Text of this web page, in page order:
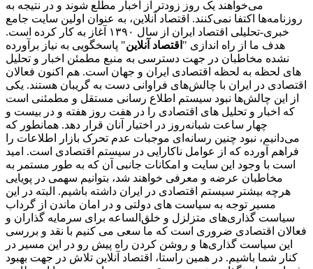
می‌خواهند یک روز زودتر از اخبار مطلع شوند و در نتیجه به
روزنامه‌ها اکتفا نمی‌کنند. اقتصاد آنلاین، به عنوان اولین سایت جامع
خبری-تحلیلی اقتصاد ایران از سال ۱۳۹۰ آغاز به کار کرده است.
هدف ما از راه اندازی " اقتصاد آنلاین" پاسخگویی به نیاز برآورده
نشده مخاطبان در جهت دسترسی به منبع مطمئن اخبار و تحلیل
های لحظه به لحظه اقتصادی ایران و جهان است. هم اکنون فعالان
اقتصادی در ایران با چالش‌های فراوانی دست به گریبان هستند. یکی
از این چالش‌ها نبود سیستم اطلاع رسانی مستقل و مطمئنی است
که اخبار و تحلیل های اقتصادی را در هفت روز هفته و در بیست و
چهار ساعت شبانه‌روز در اختیار آنان قرار دهد. همانطور که
می‌دانیم، نبود چنین رسانه‌ای موجبات عدم تحرک بازار اطلاعات را
فراهم آورده که از عوامل ناکارایی در سیستم اقتصادی است. امید
است با وجود این سایت و امکانات جانبی آن که به طور مستمر به
مخاطبان عرضه و معرفی خواهند شد، بتوانیم سهمی در پویایی
هرچه بیشتر سیستم اقتصادی در ایران داشته باشیم. البته در این
مسیر توجه به سیاست های دولتی و در امان ماندن از گرداب
سیاست گذاری‌های متزلزل و خلق‌الساعه برای سرمایه گذاران و
فعالان اقتصادی ضروری است که ما سعی می کنیم با نقد و بررسی
این سیاست گذاری‌ها و روشن کردن راه پیش رو در این مسیر در
کنار شما باشیم. در همین راستا، اقتصاد آنلاین تلاش در جهت بهبود